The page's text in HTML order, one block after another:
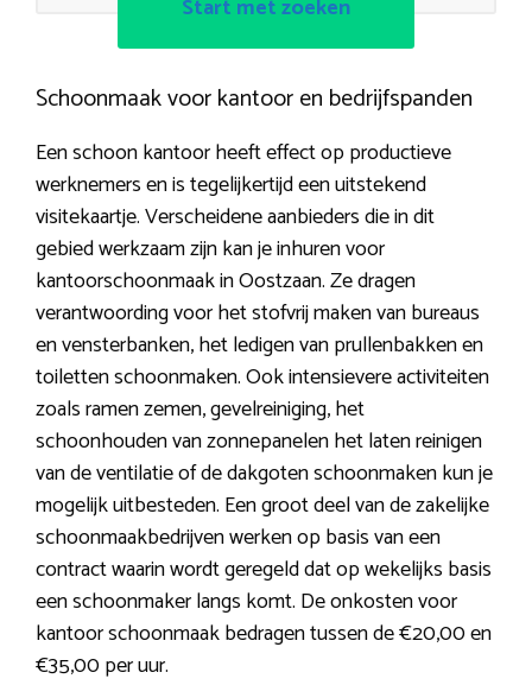
Start met zoeken
Schoonmaak voor kantoor en bedrijfspanden
Een schoon kantoor heeft effect op productieve
werknemers en is tegelijkertijd een uitstekend
visitekaartje. Verscheidene aanbieders die in dit
gebied werkzaam zijn kan je inhuren voor
kantoorschoonmaak in Oostzaan. Ze dragen
verantwoording voor het stofvrij maken van bureaus
en vensterbanken, het ledigen van prullenbakken en
toiletten schoonmaken. Ook intensievere activiteiten
zoals ramen zemen, gevelreiniging, het
schoonhouden van zonnepanelen het laten reinigen
van de ventilatie of de dakgoten schoonmaken kun je
mogelijk uitbesteden. Een groot deel van de zakelijke
schoonmaakbedrijven werken op basis van een
contract waarin wordt geregeld dat op wekelijks basis
een schoonmaker langs komt. De onkosten voor
kantoor schoonmaak bedragen tussen de €20,00 en
€35,00 per uur.